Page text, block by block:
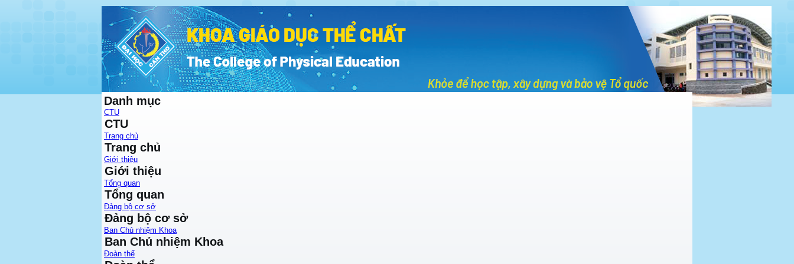
Danh mục
CTU
CTU
Trang chủ
Trang chủ
Giới thiệu
Giới thiệu
Tổng quan
Tổng quan
Đảng bộ cơ sở
Đảng bộ cơ sở
Ban Chủ nhiệm Khoa
Ban Chủ nhiệm Khoa
Đoàn thể